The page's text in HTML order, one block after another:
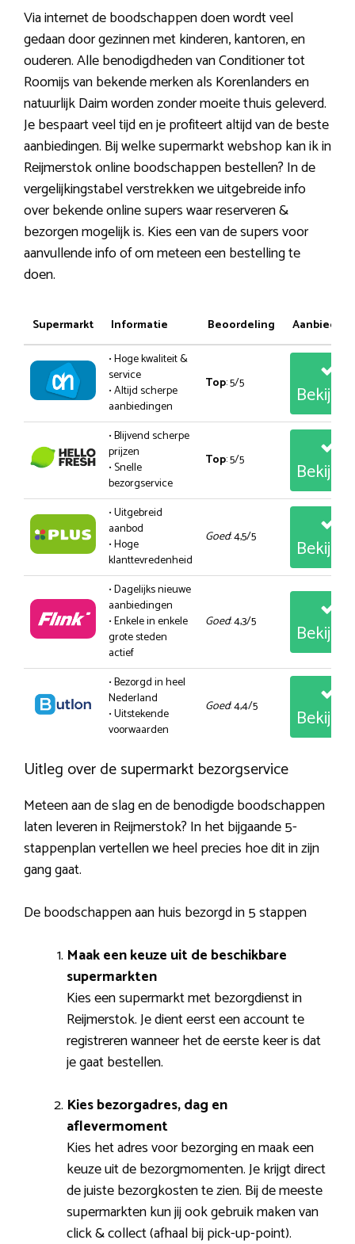
Via internet de boodschappen doen wordt veel
gedaan door gezinnen met kinderen, kantoren, en
ouderen. Alle benodigdheden van Conditioner tot
Roomijs van bekende merken als Korenlanders en
natuurlijk Daim worden zonder moeite thuis geleverd.
Je bespaart veel tijd en je profiteert altijd van de beste
aanbiedingen. Bij welke supermarkt webshop kan ik in
Reijmerstok online boodschappen bestellen? In de
vergelijkingstabel verstrekken we uitgebreide info
over bekende online supers waar reserveren &
bezorgen mogelijk is. Kies een van de supers voor
aanvullende info of om meteen een bestelling te
doen.
Supermarkt Informatie Beoordeling
• Hoge kwaliteit &
service
• Altijd scherpe
aanbiedingen
Top: 5/5
• Blijvend scherpe
prijzen
• Snelle
bezorgservice
Top: 5/5
• Uitgebreid
aanbod
• Hoge
klanttevredenheid
Goed: 4,5/5
• Dagelijks nieuwe
aanbiedingen
• Enkele in enkele
grote steden
actief
Goed: 4,3/5
• Bezorgd in heel
Nederland
• Uitstekende
voorwaarden
Goed: 4,4/5
Uitleg over de supermarkt bezorgservice
Meteen aan de slag en de benodigde boodschappen
laten leveren in Reijmerstok? In het bijgaande 5-
stappenplan vertellen we heel precies hoe dit in zijn
gang gaat.
De boodschappen aan huis bezorgd in 5 stappen
Maak een keuze uit de beschikbare
supermarkten
Kies een supermarkt met bezorgdienst in
Reijmerstok. Je dient eerst een account te
registreren wanneer het de eerste keer is dat
je gaat bestellen.
Kies bezorgadres, dag en
aflevermoment
Kies het adres voor bezorging en maak een
keuze uit de bezorgmomenten. Je krijgt direct
de juiste bezorgkosten te zien. Bij de meeste
supermarkten kun jij ook gebruik maken van
click & collect (afhaal bij pick-up-point).